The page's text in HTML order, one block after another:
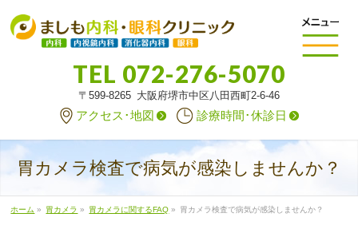
TEL 072-276-5070
〒599-8265 大阪府堺市中区八田西町2-6-46
アクセス･地図 診療時間･休診日
胃カメラ検査で病気が感染しませんか？
ホーム » 胃カメラ » 胃カメラに関するFAQ » 胃カメラ検査で病気が感染しませんか？